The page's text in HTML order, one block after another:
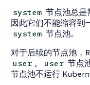
system 节点池总是
因此它们不能缩容到
system 节点池。
对于后续的节点池，
user 。 user 节点
节点池不运行